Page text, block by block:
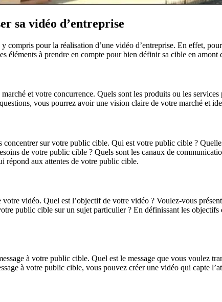
sa vidéo d’entreprise
pour la réalisation d’une vidéo d’entreprise. En effet,
éléments à prendre en compte pour bien définir sa cible en amont
et votre concurrence. Quels sont les produits ou les
vous pourrez avoir une vision claire de votre marché et
sur votre public cible. Qui est votre public cible ?
de votre public cible ? Quels sont les canaux de
répond aux attentes de votre public cible.
vidéo. Quel est l’objectif de votre vidéo ? Voulez-vous
public cible sur un sujet particulier ? En définissant les
à votre public cible. Quel est le message que vous voulez
à votre public cible, vous pouvez créer une vidéo qui capte